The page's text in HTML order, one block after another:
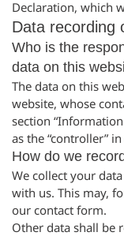
Declaration, which
Data recording
Who is the
data on this
The data on this
website, whose
section
as the “controller”
How do we
We collect your
with us. This may,
our contact form.
Other data shall be